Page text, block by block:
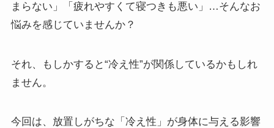
まらない」「疲れやすくて寝つきも悪い」…そんなお
悩みを感じていませんか？
それ、もしかすると“冷え性”が関係しているかもしれ
ません。
今回は、放置しがちな「冷え性」が身体に与える影響